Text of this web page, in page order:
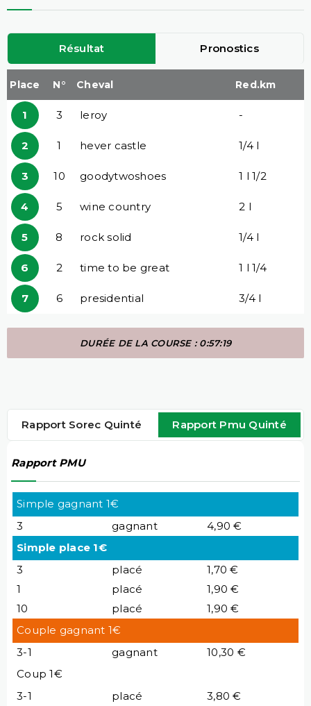
Résultat Pronostics
Place N° Cheval Red.km
1 3 leroy -
2 1 hever castle 1/4 l
3 10 goodytwoshoes 1 l 1/2
4 5 wine country 2 l
5 8 rock solid 1/4 l
6 2 time to be great 1 l 1/4
7 6 presidential 3/4 l
DURÉE DE LA COURSE : 0:57:19
Rapport Sorec Quinté Rapport Pmu Quinté
Rapport PMU
Simple gagnant 1€
3
gagnant
4,90 €
Simple place 1€
3
placé
1,70 €
1
placé
1,90 €
10
placé
1,90 €
Couple gagnant 1€
3-1
gagnant
10,30 €
Coup 1€
3-1
placé 3,80 €